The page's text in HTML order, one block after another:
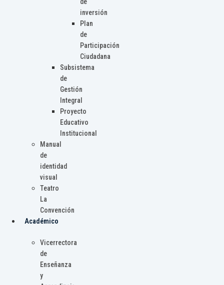
de
inversión
Plan
de
Participación
Ciudadana
Subsistema
de
Gestión
Integral
Proyecto
Educativo
Institucional
Manual
de
identidad
visual
Teatro
La
Convención
Académico
Vicerrectora
de
Enseñanza
y